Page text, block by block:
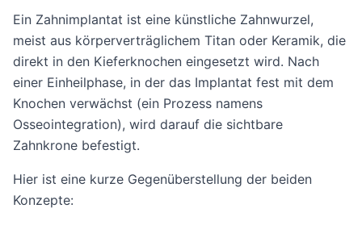
Ein Zahnimplantat ist eine künstliche Zahnwurzel,
meist aus körperverträglichem Titan oder Keramik, die
direkt in den Kieferknochen eingesetzt wird. Nach
einer Einheilphase, in der das Implantat fest mit dem
Knochen verwächst (ein Prozess namens
Osseointegration), wird darauf die sichtbare
Zahnkrone befestigt.
Hier ist eine kurze Gegenüberstellung der beiden
Konzepte: